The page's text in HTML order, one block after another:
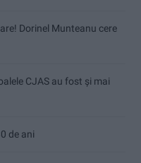
Dorinel Munteanu cere
CJAS au fost și mai
de ani